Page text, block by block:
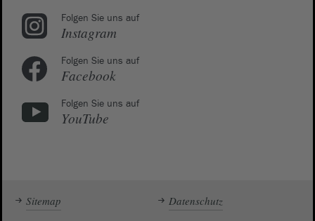
Folgen Sie uns auf
Instagram
Folgen Sie uns auf
Facebook
Folgen Sie uns auf
YouTube
Sitemap Datenschutz